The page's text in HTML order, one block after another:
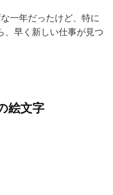
一年だったけど、特に
、早く新しい仕事が見つ
絵文字